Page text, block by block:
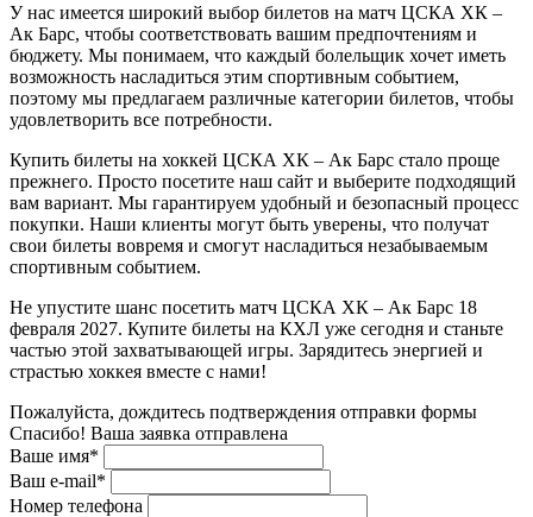
У нас имеется широкий выбор билетов на матч ЦСКА ХК –
Ак Барс, чтобы соответствовать вашим предпочтениям и
бюджету. Мы понимаем, что каждый болельщик хочет иметь
возможность насладиться этим спортивным событием,
поэтому мы предлагаем различные категории билетов, чтобы
удовлетворить все потребности.
Купить билеты на хоккей ЦСКА ХК – Ак Барс стало проще
прежнего. Просто посетите наш сайт и выберите подходящий
вам вариант. Мы гарантируем удобный и безопасный процесс
покупки. Наши клиенты могут быть уверены, что получат
свои билеты вовремя и смогут насладиться незабываемым
спортивным событием.
Не упустите шанс посетить матч ЦСКА ХК – Ак Барс 18
февраля 2027. Купите билеты на КХЛ уже сегодня и станьте
частью этой захватывающей игры. Зарядитесь энергией и
страстью хоккея вместе с нами!
Пожалуйста, дождитесь подтверждения отправки формы
Спасибо! Ваша заявка отправлена
Ваше имя*
Ваш e-mail*
Номер телефона